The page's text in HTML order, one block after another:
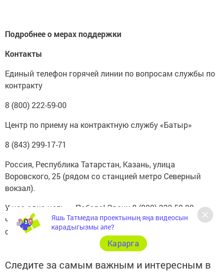
Подробнее о мерах поддержки
Контакты
Единый телефон горячей линии по вопросам службы по
контракту
8 (800) 222-59-00
Центр по приему на контрактную службу «Батыр»
8 (843) 299-17-71
Россия, Республика Татарстан, Казань, улица
Воровского, 25 (рядом со станцией метро Северный
вокзал).
У нас одна цель — Победа! Звони 8 (800) 222-59-00,
чтобы узнать подробности или переходи по
ссылкеheroes-tatarstan.ruи заполни анкету.
Следите за самым важным и интересным в
Яшь Татмедиа проектының яңа видеосын
карадыгызмы әле?
Карарга